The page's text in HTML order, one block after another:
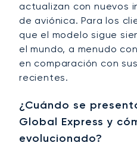
actualizan con nuevos
de aviónica. Para los
que el modelo sigue
el mundo, a menudo
en comparación con
recientes.
¿Cuándo se
Global Express y
evolucionado?